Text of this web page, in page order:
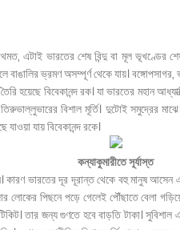
এটাই ভারতের শেষ বিন্দু বা মূল ভূখণ্ডের
বাঙালির ভ্রমণ অসম্পূর্ণ থেকে যায়।
হয়েছে বিবেকানন্দ রক। যা ভারতের মহান
বিশাল মূর্তি। দুটোই সমুদ্রের
যায় বিবেকানন্দ রকে।
কন্যাকুমারীতে সূর্যাস্ত
কারণ ভারতের দূর দূরান্ত থেকে বহু মানুষ আসেন
লোকের পিছনে পড়ে গেলেই পৌঁছাতে বেলা
তার জন্য গুণতে হবে বাড়তি টাকা।